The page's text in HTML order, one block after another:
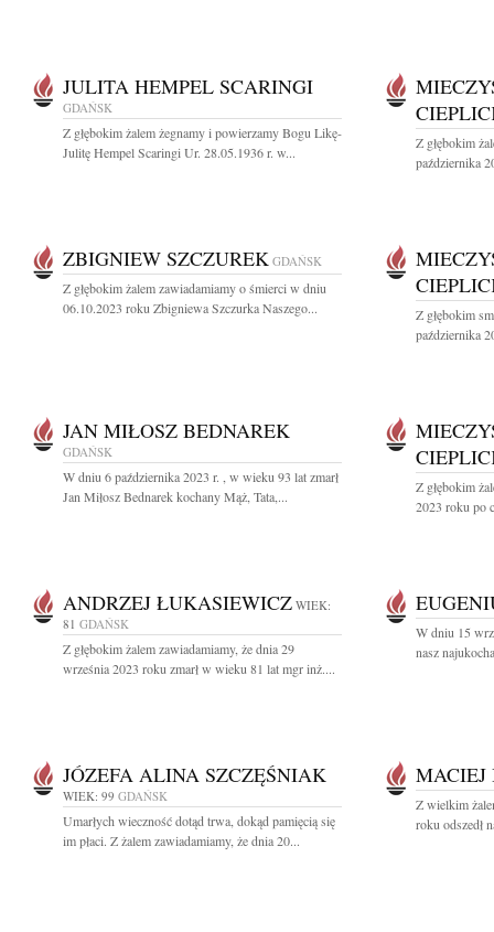
JULITA HEMPEL SCARINGI
GDAŃSK
Z głębokim żalem żegnamy i powierzamy Bogu Likę-
Julitę Hempel Scaringi Ur. 28.05.1936 r. w...
Z głębokim
października
ZBIGNIEW SZCZUREK GDAŃSK
Z głębokim żalem zawiadamiamy o śmierci w dniu
06.10.2023 roku Zbigniewa Szczurka Naszego...
Z głębokim
października
JAN MIŁOSZ BEDNAREK
GDAŃSK
W dniu 6 października 2023 r. , w wieku 93 lat zmarł
Jan Miłosz Bednarek kochany Mąż, Tata,...
Z głębokim
2023 roku po
ANDRZEJ ŁUKASIEWICZ WIEK:
81 GDAŃSK
Z głębokim żalem zawiadamiamy, że dnia 29
września 2023 roku zmarł w wieku 81 lat mgr inż....
W dniu 15
nasz
JÓZEFA ALINA SZCZĘŚNIAK
WIEK: 99 GDAŃSK
Umarłych wieczność dotąd trwa, dokąd pamięcią się
im płaci. Z żalem zawiadamiamy, że dnia 20...
MACIEJ
Z wielkim
roku odszedł